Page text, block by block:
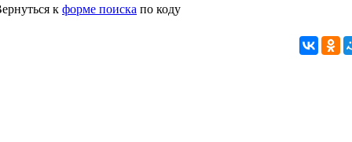
к форме поиска по коду